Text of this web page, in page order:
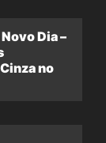
Dia –
no